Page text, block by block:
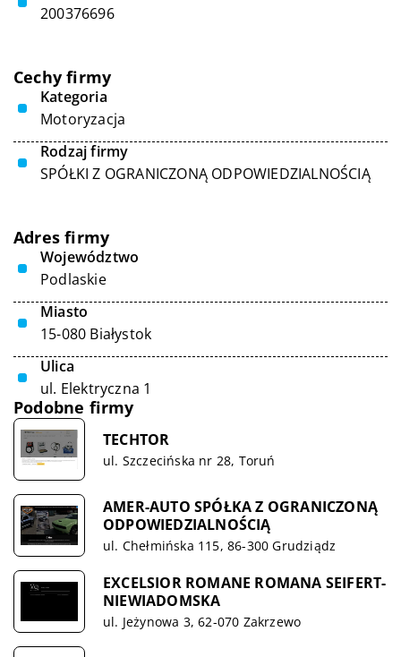
200376696
Cechy firmy
Kategoria
Motoryzacja
Rodzaj firmy
SPÓŁKI Z OGRANICZONĄ ODPOWIEDZIALNOŚCIĄ
Adres firmy
Województwo
Podlaskie
Miasto
15-080 Białystok
Ulica
ul. Elektryczna 1
Podobne firmy
TECHTOR
ul. Szczecińska nr 28, Toruń
AMER-AUTO SPÓŁKA Z OGRANICZONĄ
ODPOWIEDZIALNOŚCIĄ
ul. Chełmińska 115, 86-300 Grudziądz
EXCELSIOR ROMANE ROMANA SEIFERT-
NIEWIADOMSKA
ul. Jeżynowa 3, 62-070 Zakrzewo